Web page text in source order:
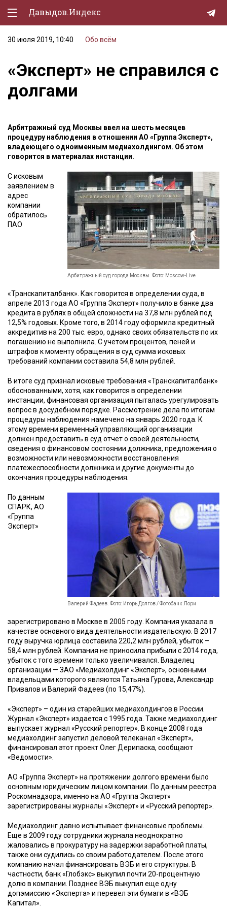
Давыдов.Индекс
Политическая жизнь
Экономика
Природа
Спорт
Культура
Lifestyle
Мурзилка
30 июля 2019, 10:40 Обо всём
«Эксперт» не справился с
долгами
Арбитражный суд Москвы ввел на шесть месяцев
процедуру наблюдения в отношении АО «Группа Эксперт»,
владеющего одноименным медиахолдингом. Об этом
говорится в материалах инстанции.
Арбитражный суд города Москвы. Фото: Moscow-Live
С исковым
заявлением в
адрес
компании
обратилось
ПАО
«Транскапиталбанк». Как говорится в определении суда, в
апреле 2013 года АО «Группа Эксперт» получило в банке два
кредита в рублях в общей сложности на 37,8 млн рублей под
12,5% годовых. Кроме того, в 2014 году оформила кредитный
аккредитив на 200 тыс. евро, однако своих обязательств по их
погашению не выполнила. С учетом процентов, пеней и
штрафов к моменту обращения в суд сумма исковых
требований компании составила 54,8 млн рублей.
В итоге суд признал исковые требования «Транскапиталбанк»
обоснованными, хотя, как говорится в определении
инстанции, финансовая организация пыталась урегулировать
вопрос в досудебном порядке. Рассмотрение дела по итогам
процедуры наблюдения намечено на январь 2020 года. К
этому времени временный управляющий организации
должен предоставить в суд отчет о своей деятельности,
сведения о финансовом состоянии должника, предложения о
возможности или невозможности восстановления
платежеспособности должника и другие документы до
окончания процедуры наблюдения.
Валерий Фадеев. Фото: Игорь Долгов / Фотобанк Лори
По данным
СПАРК, АО
«Группа
Эксперт»
зарегистрировано в Москве в 2005 году. Компания указала в
качестве основного вида деятельности издательскую. В 2017
году выручка юрлица составила 220,2 млн рублей, убыток –
58,4 млн рублей. Компания не приносила прибыли с 2014 года,
убыток с того времени только увеличивался. Владелец
организации — ЗАО «Медиахолдинг «Эксперт», основными
владельцами которого являются Татьяна Гурова, Александр
Привалов и Валерий Фадеев (по 15,47%).
«Эксперт» – один из старейших медиахолдингов в России.
Журнал «Эксперт» издается с 1995 года. Также медиахолдинг
выпускает журнал «Русский репортер». В конце 2008 года
медиахолдинг запустил деловой телеканал «Эксперт»,
финансировал этот проект Олег Дерипаска, сообщают
«Ведомости».
АО «Группа Эксперт» на протяжении долгого времени было
основным юридическим лицом компании. По данным реестра
Роскомнадзора, именно на АО «Группа Эксперт»
зарегистрированы журналы «Эксперт» и «Русский репортер».
Медиахолдинг давно испытывает финансовые проблемы.
Еще в 2009 году сотрудники журнала неоднократно
жаловались в прокуратуру на задержки заработной платы,
также они судились со своим работодателем. После этого
компанию начал финансировать ВЭБ и его структуры. В
частности, банк «Глобэкс» выкупил почти 20-процентную
долю в компании. Позднее ВЭБ выкупил еще одну
допэмиссию «Эксперта» и перевел эти бумаги в «ВЭБ
Капитал».